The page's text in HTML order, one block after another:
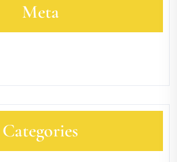
Meta
Categories